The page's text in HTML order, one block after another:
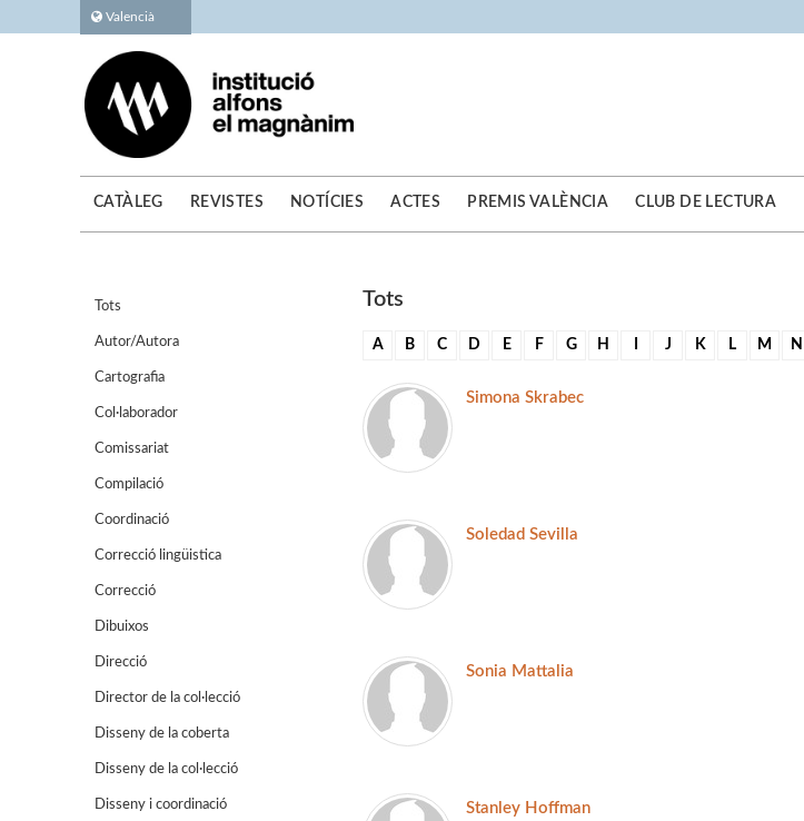
Valencià
CATÀLEG REVISTES NOTÍCIES ACTES PREMIS VALÈNCIA CLUB DE LECTURA
Tots
Autor/Autora
Cartografia
Col·laborador
Comissariat
Compilació
Coordinació
Correcció lingüistica
Correcció
Dibuixos
Direcció
Director de la col·lecció
Disseny de la coberta
Disseny de la col·lecció
Disseny i coordinació
Tots
A B C D E F G H J K L M N
Simona Skrabec
Soledad Sevilla
Sonia Mattalia
Stanley Hoffman